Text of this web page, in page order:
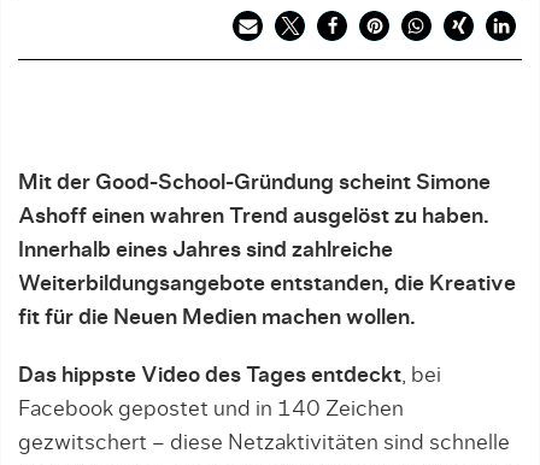
Mit der Good-School-Gründung scheint Simone
Ashoff einen wahren Trend ausgelöst zu haben.
Innerhalb eines Jahres sind zahlreiche
Weiterbildungsangebote entstanden, die Kreative
fit für die Neuen Medien machen wollen.
Das hippste Video des Tages entdeckt, bei
Facebook gepostet und in 140 Zeichen
gezwitschert – diese Netz­aktivitäten sind schnelle